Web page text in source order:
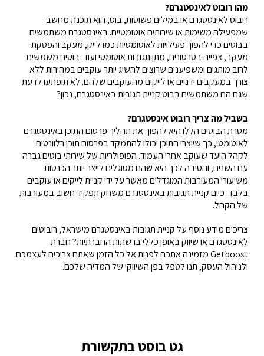
מהו רובוט לאינסטגרם?
רובוט לאינסטגרם או במילים פשוטות, בוט, הוא תוכנת מחשב
שמפעילה משימות או שירותים אוטומטיים. באינסטגרם משתמשים
בבוטים כדי להפוך פעילויות לאוטומטיות כמו לייק, מעקב והפסקת
מעקב, צפייה בסרטונים, מתן תגובות אוטומטי ועוד. בוטים משמשים
לרוב מותגים ומשפיענים שרוצים להשיג יותר עוקבים במהירות ללא
צורך במעקבים ידניים או לייקים מהעוקבים שלהם. לא תופתעו לדעת
שגם הם משתמשים בבוט קניית תגובות באינסטגרם, נכון?
בשביל מה צריך רובוט אינסטגרם?
מטרת הבוטים הללו היא להפוך את תהליך פרסום התוכן באינסטגרם
לאוטומטי, כך שיוצרי התוכן יכולו להתמקד בפרסום תוכן רלוונטים
לקהל היעד שעוקב אחרי העמוד. הפופולריות של שירותי בוטים גברה
עם השנים, והסיבה לכך היא שהם מסוגלים לייצר יותר הכנסות
משיעורי המעורבות המוגדלים מאשר על ידי קניית לייקים או עוקבים
בלבד. כיום קניית תגובות באינסטגרם משחק תפקיד חשוב במעורבות
של הקהל.
צריכים מידע נוסף על קניית תגובות באינסטגרם מישראל, רובוטים
לאינסטגרם או שיווק באופן כללי ברשתות החברתיות? חברת
Getboost מזמינה אתכם לפנות אל כל הזמן שאתם צריכים לעצמכם
ולניהול העסק, תנו לטפל בפן השיווקי של המדיה שלכם.
גט בוסט בתקשורת